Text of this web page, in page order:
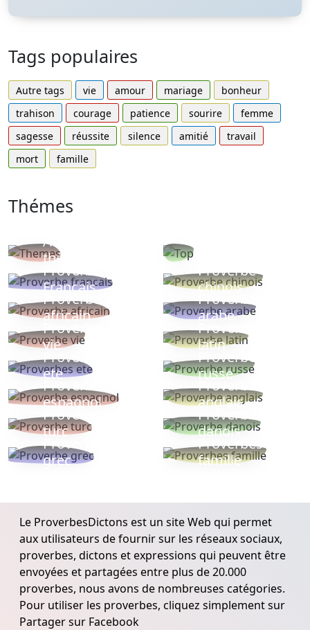
Tags populaires
Autre tags vie amour mariage
bonheur
trahison
courage patience sourire
femme
sagesse
réussite silence amitié
travail
mort
famille
Thémes
Autres
thèmes
Proverbe
Français
Proverbe
chinois
Proverbe
africain
Proverbe
arabe
Proverbe
vie
Proverbe
latin
Proverbes
ete
Proverbe
russe
Proverbe
espagnol
Proverbe
anglais
Proverbe
turc
Proverbe
danois
Proverbe
grec
Proverbes
famille
Le ProverbesDictons est un site Web qui permet
aux utilisateurs de fournir sur les réseaux sociaux,
proverbes, dictons et expressions qui peuvent être
envoyées et partagées entre plus de 20.000
proverbes, nous avons de nombreuses catégories.
Pour utiliser les proverbes, cliquez simplement sur
Partager sur Facebook